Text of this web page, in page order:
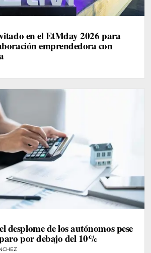
en el EtMday 2026 para
emprendedora con
desplome de los autónomos pese
por debajo del 10%